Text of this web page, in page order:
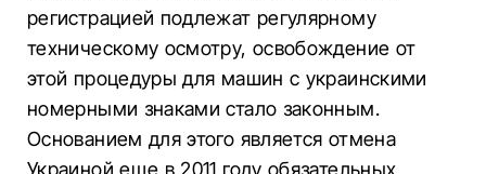
регистрацией подлежат регулярному
техническому осмотру, освобождение от
этой процедуры для машин с украинскими
номерными знаками стало законным.
Основанием для этого является отмена
Украиной еще в 2011 году обязательных